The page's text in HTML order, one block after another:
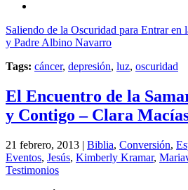
Saliendo de la Oscuridad para Entrar
y Padre Albino Navarro
Tags: cáncer, depresión, luz, oscuridad
El Encuentro de la
y Contigo – Clara
21 febrero, 2013 | Biblia, Conversión,
Eventos, Jesús, Kimberly Kramar,
Testimonios